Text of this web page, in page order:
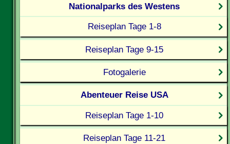
Nationalparks des Westens
Reiseplan Tage 1-8
Reiseplan Tage 9-15
Fotogalerie
Abenteuer Reise USA
Reiseplan Tage 1-10
Reiseplan Tage 11-21